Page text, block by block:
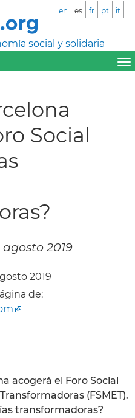
social y solidaria
en es fr pt it
Social
2019
2019
de:
acogerá el Foro Social
(FSMET).
transformadoras?